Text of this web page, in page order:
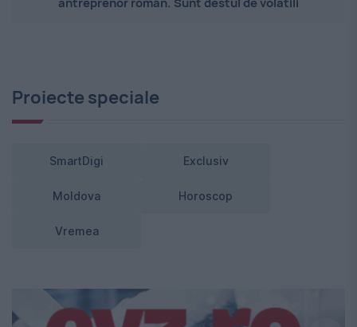
Proiecte speciale
SmartDigi Exclusiv
Moldova Horoscop
Vremea